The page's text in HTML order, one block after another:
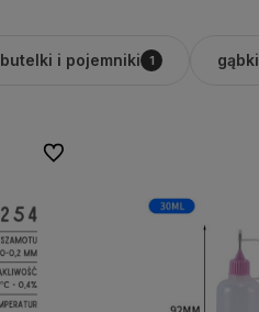
butelki i pojemniki 1 gąbki
Do ulubionych